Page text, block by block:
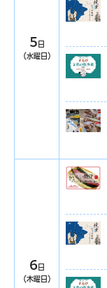
5 日
（水曜日）
6日
（木曜日）